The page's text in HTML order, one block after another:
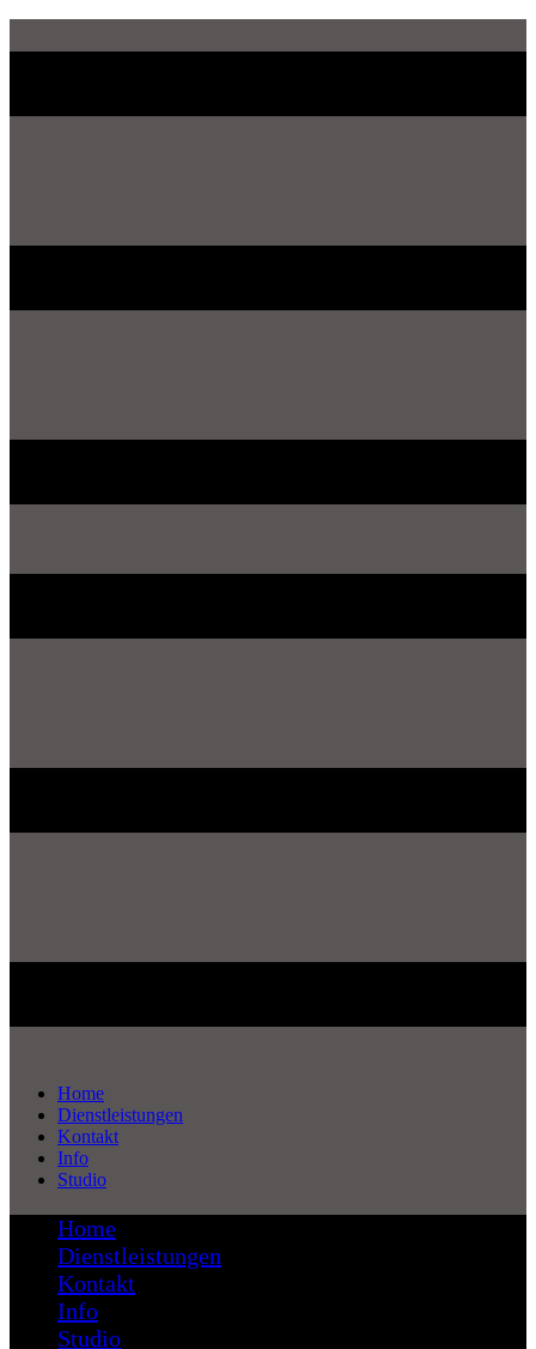
Home
Dienstleistungen
Kontakt
Info
Studio
Home
Dienstleistungen
Kontakt
Info
Studio